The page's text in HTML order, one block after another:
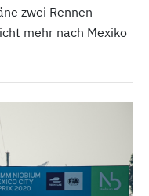
zwei Rennen
mehr nach Mexiko